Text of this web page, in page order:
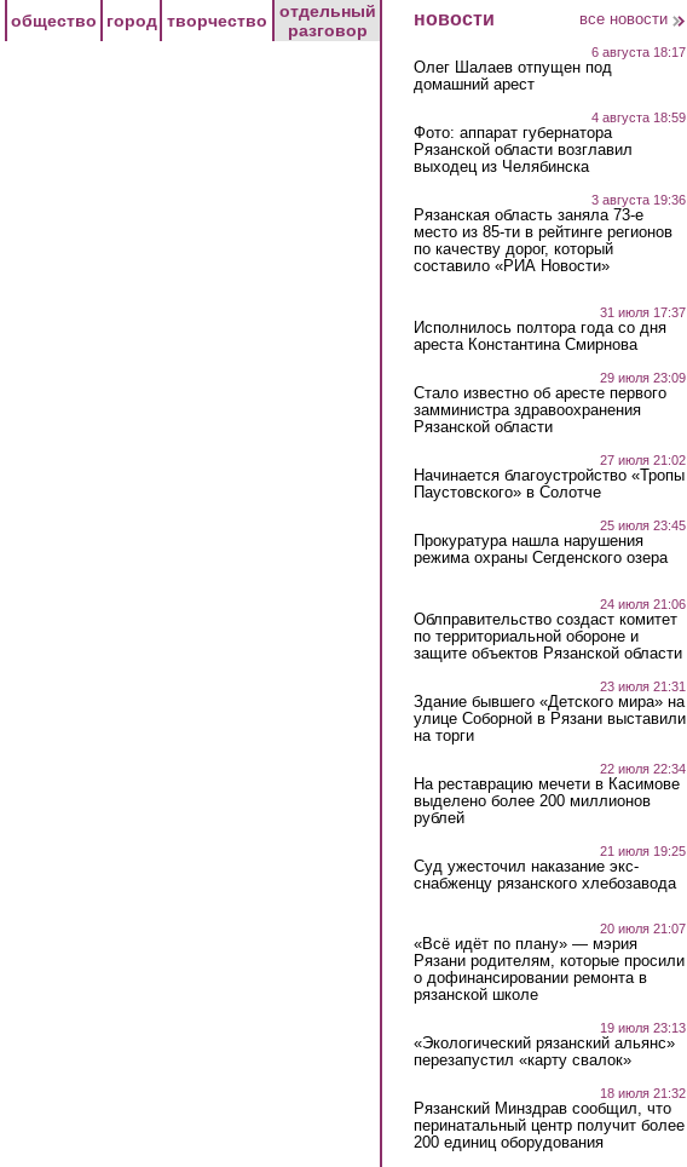
общество город творчество
отдельный
разговор
новости все новости
6 августа 18:17
Олег Шалаев отпущен под
домашний арест
4 августа 18:59
Фото: аппарат губернатора
Рязанской области возглавил
выходец из Челябинска
3 августа 19:36
Рязанская область заняла 73-е
место из 85-ти в рейтинге регионов
по качеству дорог, который
составило «РИА Новости»
31 июля 17:37
Исполнилось полтора года со дня
ареста Константина Смирнова
29 июля 23:09
Стало известно об аресте первого
замминистра здравоохранения
Рязанской области
27 июля 21:02
Начинается благоустройство «Тропы
Паустовского» в Солотче
25 июля 23:45
Прокуратура нашла нарушения
режима охраны Сегденского озера
24 июля 21:06
Облправительство создаст комитет
по территориальной обороне и
защите объектов Рязанской области
23 июля 21:31
Здание бывшего «Детского мира» на
улице Соборной в Рязани выставили
на торги
22 июля 22:34
На реставрацию мечети в Касимове
выделено более 200 миллионов
рублей
21 июля 19:25
Суд ужесточил наказание экс-
снабженцу рязанского хлебозавода
20 июля 21:07
«Всё идёт по плану» — мэрия
Рязани родителям, которые просили
о дофинансировании ремонта в
рязанской школе
19 июля 23:13
«Экологический рязанский альянс»
перезапустил «карту свалок»
18 июля 21:32
Рязанский Минздрав сообщил, что
перинатальный центр получит более
200 единиц оборудования